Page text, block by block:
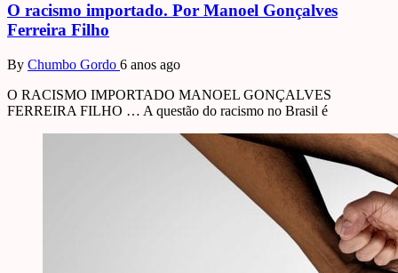
O racismo importado. Por Manoel Gonçalves
Ferreira Filho
By Chumbo Gordo 6 anos ago
O RACISMO IMPORTADO MANOEL GONÇALVES
FERREIRA FILHO … A questão do racismo no Brasil é